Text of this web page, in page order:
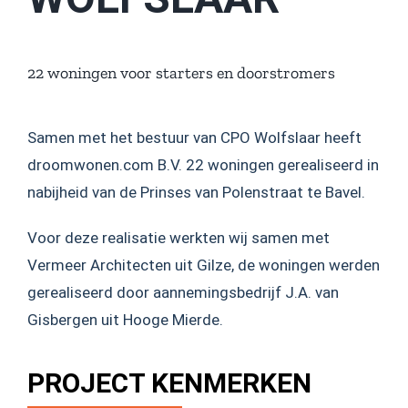
22 woningen voor starters en doorstromers
Samen met het bestuur van CPO Wolfslaar heeft
droomwonen.com B.V. 22 woningen gerealiseerd in
nabijheid van de Prinses van Polenstraat te Bavel.
Voor deze realisatie werkten wij samen met
Vermeer Architecten uit Gilze, de woningen werden
gerealiseerd door aannemingsbedrijf J.A. van
Gisbergen uit Hooge Mierde.
PROJECT KENMERKEN